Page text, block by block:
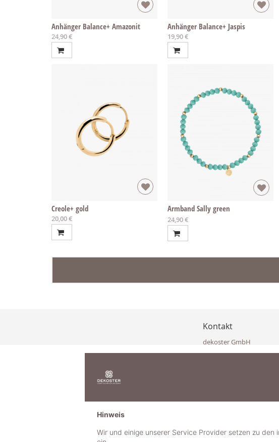
Anhänger Balance+ Amazonit
24,90 €
Anhänger Balance+ Jaspis
19,90 €
Creole+ gold
20,00 €
Armband Sally green
Ab
24,90 €
Kontakt
dekoster GmbH
Eisenkappler Str. 10
+43 677 623 47 410
Hinweis
Wir und einige unserer Service Provider setzen zu den